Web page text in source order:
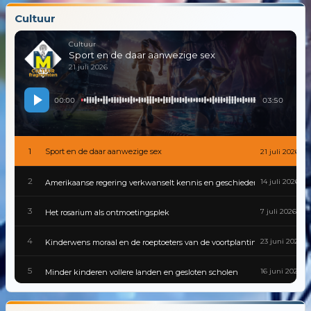
Cultuur
Cultuur
Sport en de daar aanwezige sex
21 juli 2026
00:00 03:50
1 Sport en de daar aanwezige sex 21 juli 2026
2 Amerikaanse regering verkwanselt kennis en geschiedenis14 juli 2026
3 Het rosarium als ontmoetingsplek 7 juli 2026
4 Kinderwens moraal en de roeptoeters van de voortplantingspolitiek
23 juni 2026
5 Minder kinderen vollere landen en gesloten scholen 16 juni 2026
6 Gevaarlijke besmettingen zijn van alle tijden 9 juni 2026